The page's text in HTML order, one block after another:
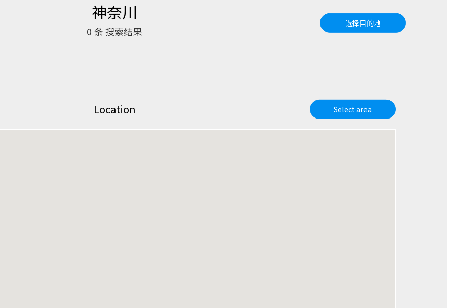
神奈川
0条 搜索结果
选择目的地
Location Select area